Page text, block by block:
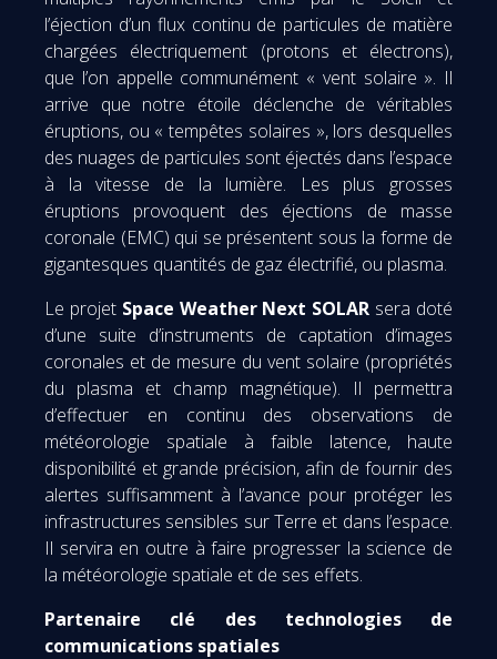
l’éjection d’un flux continu de particules de matière
chargées électriquement (protons et électrons),
que l’on appelle communément « vent solaire ». Il
arrive que notre étoile déclenche de véritables
éruptions, ou « tempêtes solaires », lors desquelles
des nuages de particules sont éjectés dans l’espace
à la vitesse de la lumière. Les plus grosses
éruptions provoquent des éjections de masse
coronale (EMC) qui se présentent sous la forme de
gigantesques quantités de gaz électrifié, ou plasma.
Le projet Space Weather Next SOLAR sera doté
d’une suite d’instruments de captation d’images
coronales et de mesure du vent solaire (propriétés
du plasma et champ magnétique). Il permettra
d’effectuer en continu des observations de
météorologie spatiale à faible latence, haute
disponibilité et grande précision, afin de fournir des
alertes suffisamment à l’avance pour protéger les
infrastructures sensibles sur Terre et dans l’espace.
Il servira en outre à faire progresser la science de
la météorologie spatiale et de ses effets.
Partenaire clé des technologies de
communications spatiales